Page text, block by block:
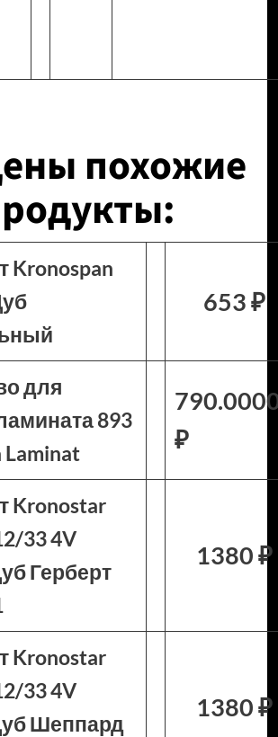
похожие
Kronospan
653 ₽
для
893
Laminat
₽
Kronostar
33 4V
Герберт
1380 ₽
Kronostar
33 4V
Шеппард
1380 ₽